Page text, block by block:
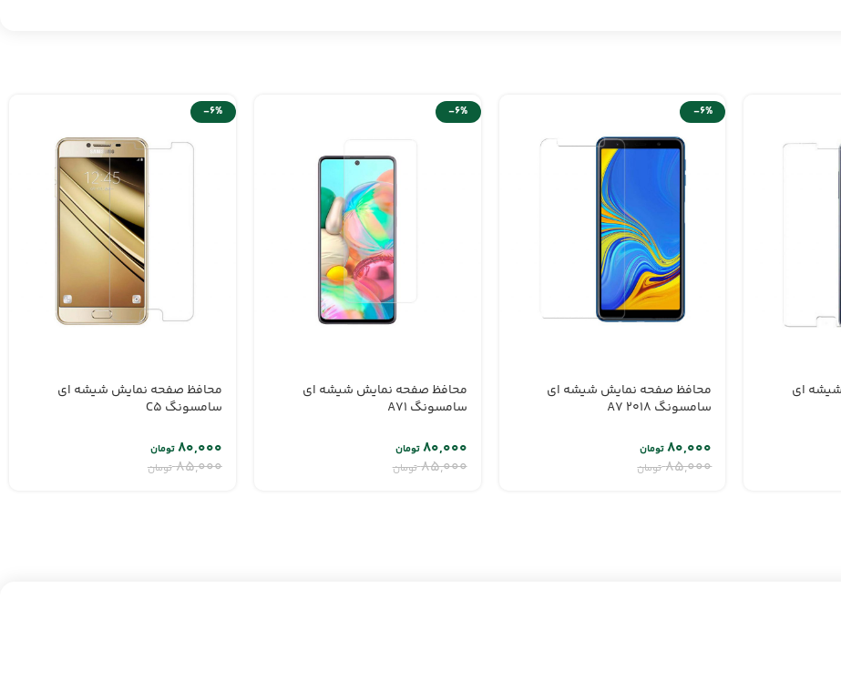
ای
-6%
محافظ صفحه نمایش شیشه ای
سامسونگ A7 2018
۸۵,۰۰۰ تومان
۸۰,۰۰۰ تومان
-6%
محافظ صفحه نمایش شیشه ای
سامسونگ A71
۸۵,۰۰۰ تومان
۸۰,۰۰۰تومان
-6%
محافظ صفحه نمایش شیشه ای
سامسونگ C5
۸۵,۰۰۰ تومان
۸۰,۰۰۰تومان